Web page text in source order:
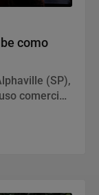
como
(SP),
comercial
se